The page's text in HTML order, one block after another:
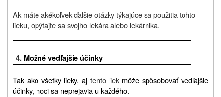
Ak máte akékoľvek ďalšie otázky týkajúce sa použitia tohto
lieku, opýtajte sa svojho lekára alebo lekárnika.
4. Možné vedľajšie účinky
Tak ako všetky lieky, aj tento liek môže spôsobovať vedľajšie
účinky, hoci sa neprejavia u každého.